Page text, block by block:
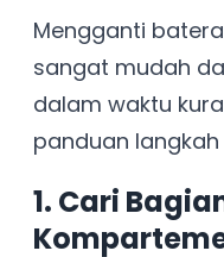
Mengganti
sangat mudah
dalam waktu
panduan
1. Cari